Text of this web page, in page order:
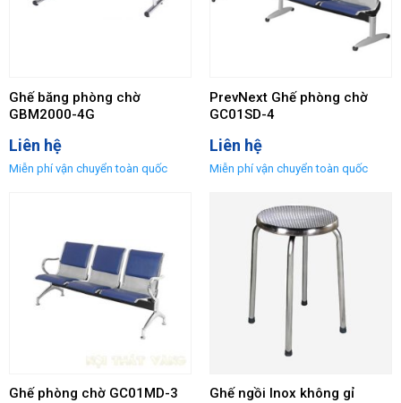
Ghế băng phòng chờ
GBM2000-4G
Liên hệ
PrevNext Ghế phòng chờ
GC01SD-4
Liên hệ
Ghế phòng chờ GC01MD-3 Ghế ngồi Inox không gỉ